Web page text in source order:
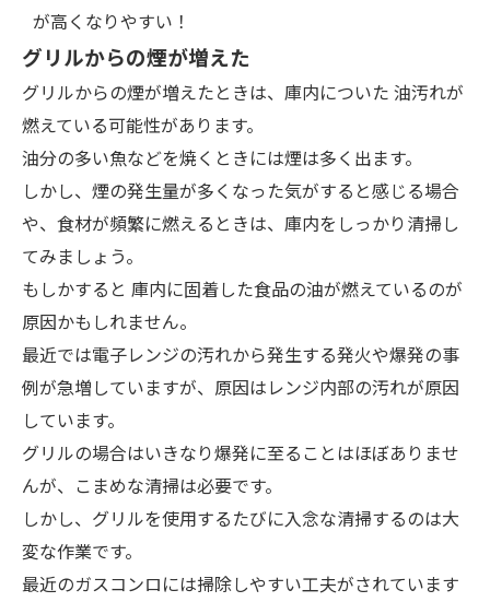
が高くなりやすい！
グリルからの煙が増えた
グリルからの煙が増えたときは、庫内についた 油汚れが
燃えている可能性があります。
油分の多い魚などを焼くときには煙は多く出ます。
しかし、煙の発生量が多くなった気がすると感じる場合
や、食材が頻繁に燃えるときは、庫内をしっかり清掃し
てみましょう。
もしかすると 庫内に固着した食品の油が燃えているのが
原因かもしれません。
最近では電子レンジの汚れから発生する発火や爆発の事
例が急増していますが、原因はレンジ内部の汚れが原因
しています。
グリルの場合はいきなり爆発に至ることはほぼありませ
んが、こまめな清掃は必要です。
しかし、グリルを使用するたびに入念な清掃するのは大
変な作業です。
最近のガスコンロには掃除しやすい工夫がされています